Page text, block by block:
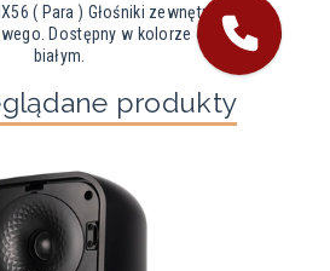
( Para ) Głośniki zewnętrzny do
Dostępny w kolorze czarnym lub
białym.
produkty